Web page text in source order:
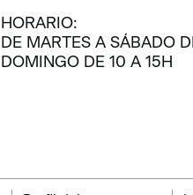
HORARIO:
DE MARTES A SÁBADO
DOMINGO DE 10 A 15H